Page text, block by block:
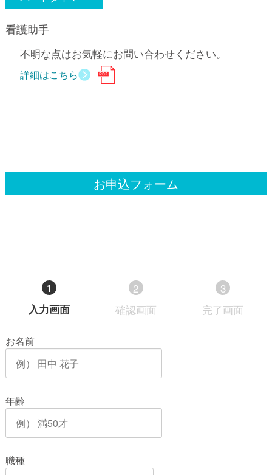
看護助手
不明な点はお気軽にお問い合わせください。
詳細はこちら
お申込フォーム
1
入力画面現
示
さ
画
2
確認画面現
さ
て
3
完了画面
お名前
年齢
職種